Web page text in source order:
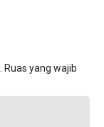
Ruas yang wajib